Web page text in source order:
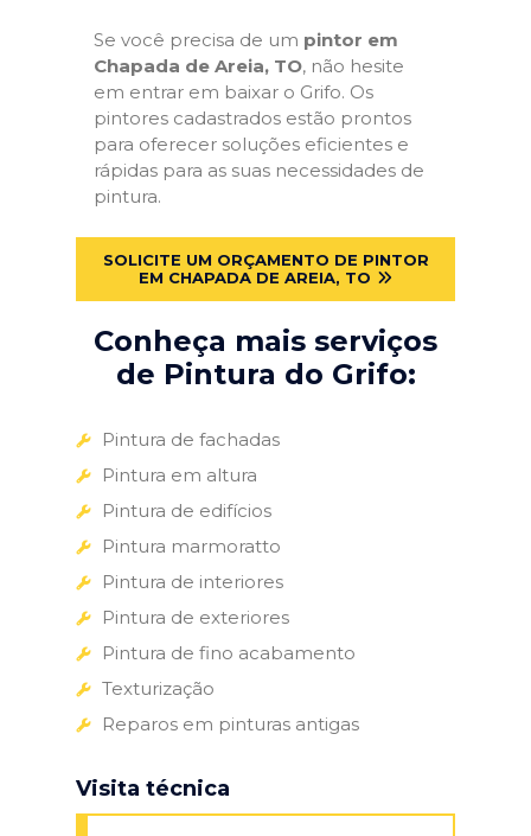
Se você precisa de um pintor em
Chapada de Areia, TO, não hesite
em entrar em baixar o Grifo. Os
pintores cadastrados estão prontos
para oferecer soluções eficientes e
rápidas para as suas necessidades de
pintura.
SOLICITE UM ORÇAMENTO DE PINTOR
EM CHAPADA DE AREIA, TO
Conheça mais serviços
de Pintura do Grifo:
Pintura de fachadas
Pintura em altura
Pintura de edifícios
Pintura marmoratto
Pintura de interiores
Pintura de exteriores
Pintura de fino acabamento
Texturização
Reparos em pinturas antigas
Visita técnica